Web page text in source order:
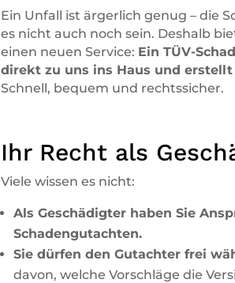
Ein Unfall ist ärgerlich genug – die
es nicht auch noch sein. Deshalb
einen neuen Service: Ein TÜV-
direkt zu uns ins Haus und
Schnell, bequem und rechtssicher.
Ihr Recht als
Viele wissen es nicht:
Als Geschädigter haben Sie
Schadengutachten.
Sie dürfen den Gutachter frei
davon, welche Vorschläge die